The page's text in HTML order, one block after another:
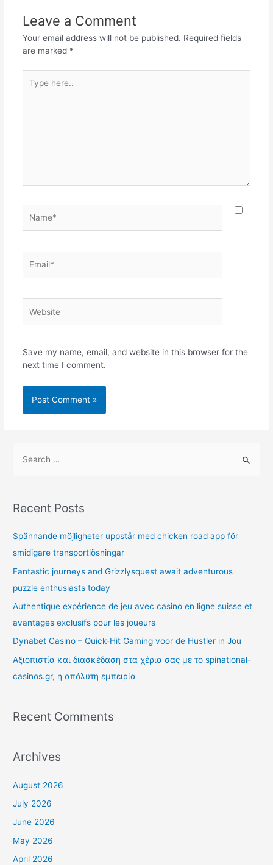
Leave a Comment
Your email address will not be published. Required fields
are marked *
Save my name, email, and website in this browser for the
next time I comment.
Recent Posts
Spännande möjligheter uppstår med chicken road app för
smidigare transportlösningar
Fantastic journeys and Grizzlysquest await adventurous
puzzle enthusiasts today
Authentique expérience de jeu avec casino en ligne suisse et
avantages exclusifs pour les joueurs
Dynabet Casino – Quick‑Hit Gaming voor de Hustler in Jou
Αξιοπιστία και διασκέδαση στα χέρια σας με το spinational-
casinos.gr, η απόλυτη εμπειρία
Recent Comments
Archives
August 2026
July 2026
June 2026
May 2026
April 2026